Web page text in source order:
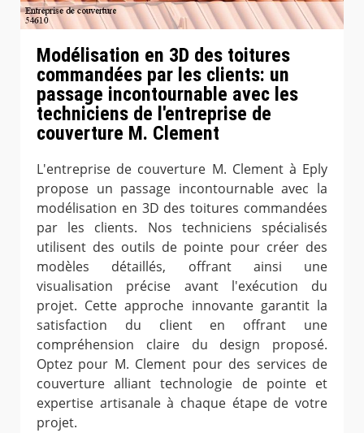
Modélisation en 3D des toitures
commandées par les clients: un
passage incontournable avec les
techniciens de l'entreprise de
couverture M. Clement
L'entreprise de couverture M. Clement à Eply
propose un passage incontournable avec la
modélisation en 3D des toitures commandées
par les clients. Nos techniciens spécialisés
utilisent des outils de pointe pour créer des
modèles détaillés, offrant ainsi une
visualisation précise avant l'exécution du
projet. Cette approche innovante garantit la
satisfaction du client en offrant une
compréhension claire du design proposé.
Optez pour M. Clement pour des services de
couverture alliant technologie de pointe et
expertise artisanale à chaque étape de votre
projet.